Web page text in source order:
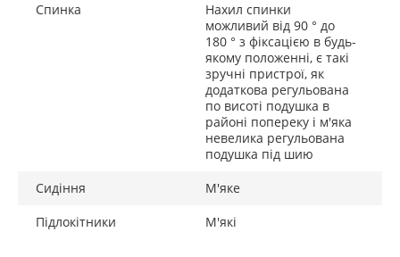
Спинка
Нахил спинки
можливий від 90 ° до
180 ° з фіксацією в будь-
якому положенні, є такі
зручні пристрої, як
додаткова регульована
по висоті подушка в
районі попереку і м'яка
невелика регульована
подушка під шию
Сидіння
М'яке
Підлокітники
М'які